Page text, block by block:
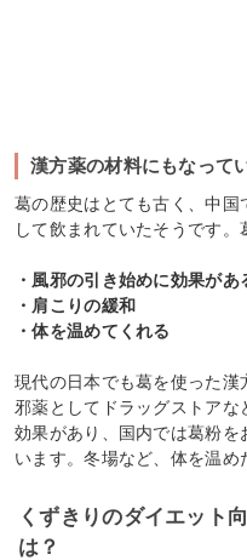
漢方薬の材料にもなって
葛の歴史はとても古く、中国
して飲まれていたそうです。
・風邪の引き始めに効果があ
・肩こりの緩和
・体を温めてくれる
現代の日本でも葛を使った
邪薬としてドラッグストア
効果があり、国内では葛粉を
います。冬場など、体を温め
くずきりのダイエット
は？